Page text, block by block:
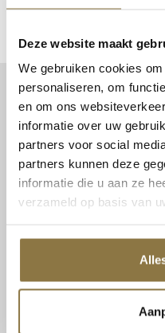
Deze website maakt
We gebruiken cookies
personaliseren, om
en om ons
informatie over uw
partners voor social
partners kunnen deze
informatie die u aan ze
verzameld op basis van
CONTACT
Patent Niveau BV
Haarbos 1
3953 HA Maarsbergen
Tel:0343 70 37 57
info@niveau-vbs.nl